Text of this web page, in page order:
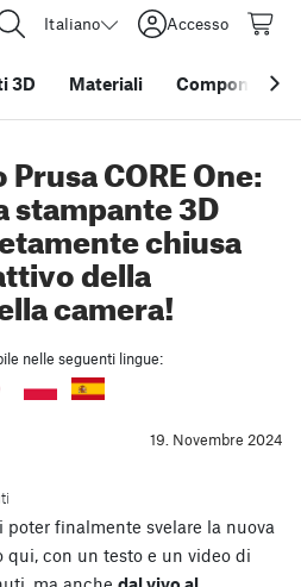
Italiano Accesso
3D Materiali Componenti e
CORE One:
stampante 3D
chiusa
della
camera!
nelle seguenti lingue:
19. Novembre 2024
poter finalmente svelare la nuova
qui, con un testo e un video di